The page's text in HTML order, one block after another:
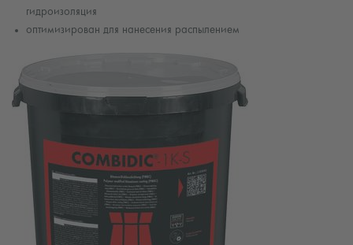
гидроизоляция
оптимизирован для нанесения распылением